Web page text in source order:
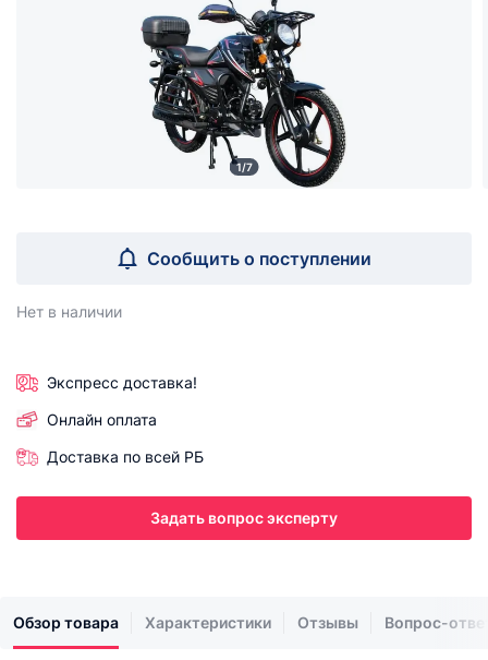
1/7
Сообщить о поступлении
Нет в наличии
Экспресс доставка!
Онлайн оплата
Доставка по всей РБ
Задать вопрос эксперту
Обзор товара Характеристики Отзывы Вопрос-